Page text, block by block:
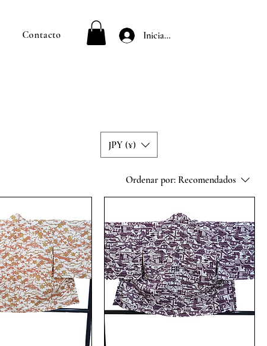
Contacto Iniciar sesión
Ordenar por: Recomendados
JPY (¥)